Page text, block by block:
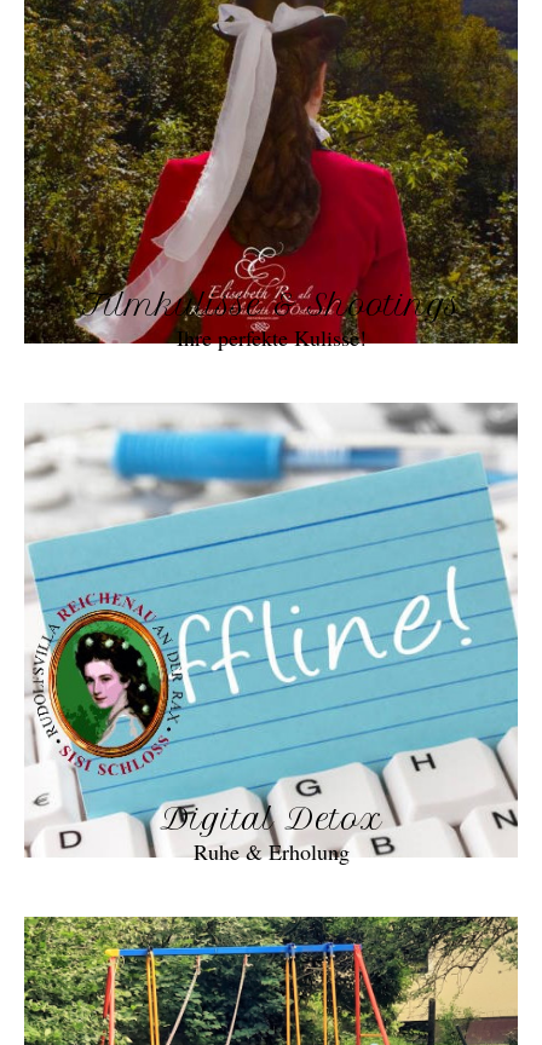
Filmkulisse & Shootings
Ihre perfekte Kulisse!
Digital Detox
Ruhe & Erholung